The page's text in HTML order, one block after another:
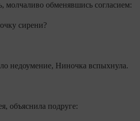
молчаливо обменявшись согласием:
сирени?
недоумение, Ниночка вспыхнула.
объяснила подруге: